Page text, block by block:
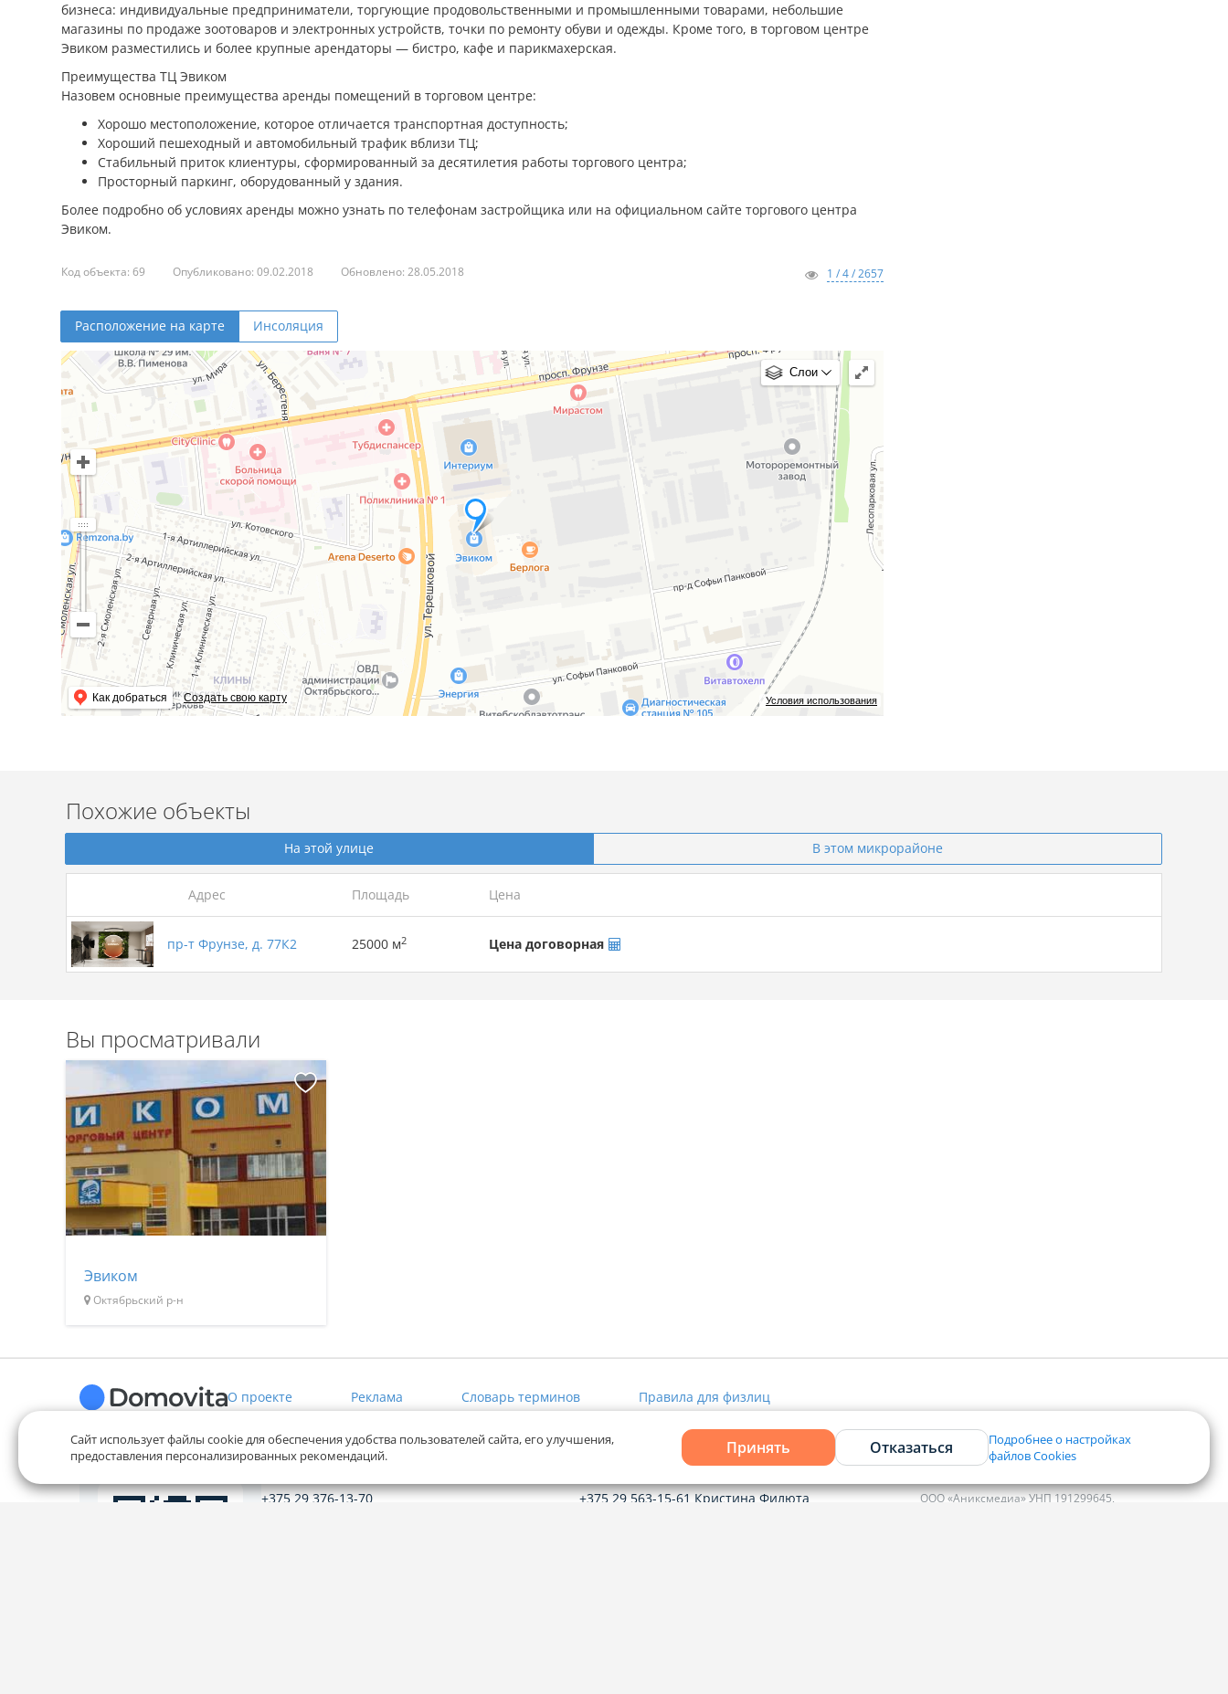
бизнеса: индивидуальные предприниматели, торгующие продовольственными и промышленными товарами, небольшие
магазины по продаже зоотоваров и электронных устройств, точки по ремонту обуви и одежды. Кроме того, в торговом центре
Эвиком разместились и более крупные арендаторы — бистро, кафе и парикмахерская.
Преимущества ТЦ Эвиком
Назовем основные преимущества аренды помещений в торговом центре:
Хорошо местоположение, которое отличается транспортная доступность;
Хороший пешеходный и автомобильный трафик вблизи ТЦ;
Стабильный приток клиентуры, сформированный за десятилетия работы торгового центра;
Просторный паркинг, оборудованный у здания.
Более подробно об условиях аренды можно узнать по телефонам застройщика или на официальном сайте торгового центра
Эвиком.
Код объекта: 69 Опубликовано: 09.02.2018 Обновлено: 28.05.2018 1 / 4 / 2657
Расположение на карте Инсоляция
Условия использования
Как добраться Создать свою карту
Слои
Похожие объекты
На этой улице В этом микрорайоне
Адрес Площадь Цена
пр-т Фрунзе, д. 77К2 25000 м2 Цена договорная
Вы просматривали
Эвиком
Октябрьский р-н
О проекте Реклама Словарь терминов Правила для физлиц
Служба заботы
+375 29 376-13-70
Рекламное сотрудничество
+375 29 563-15-61 Кристина Филюта
Контакты
ООО «Аниксмедиа» УНП 191299645,
Сайт использует файлы cookie для обеспечения удобства пользователей сайта, его улучшения,
предоставления персонализированных рекомендаций.
Принять Отказаться
Подробнее о настройках
файлов Cookies